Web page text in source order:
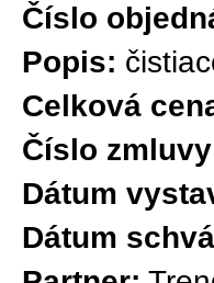
Číslo
Popis:
Celková
Číslo
Dátum
Dátum